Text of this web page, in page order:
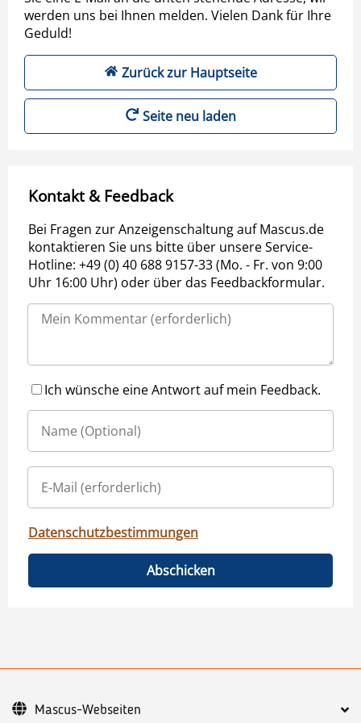
werden uns bei Ihnen melden. Vielen Dank für Ihre
Geduld!
Zurück zur Hauptseite
Seite neu laden
Kontakt & Feedback
Bei Fragen zur Anzeigenschaltung auf Mascus.de
kontaktieren Sie uns bitte über unsere Service-
Hotline: +49 (0) 40 688 9157-33 (Mo. - Fr. von 9:00
Uhr 16:00 Uhr) oder über das Feedbackformular.
Ich wünsche eine Antwort auf mein Feedback.
Datenschutzbestimmungen
Abschicken
Mascus-Webseiten